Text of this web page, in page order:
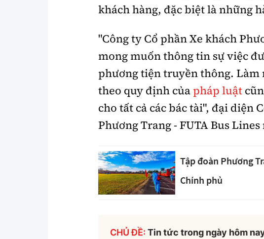
khách hàng, đặc biệt là những
"Công ty Cổ phần Xe khách
mong muốn thông tin sự việc
phương tiện truyền thông.
theo quy định củapháp luật
cho tất cả các bác tài", đại diện
Phương Trang - FUTA Bus Lines
Tập đoàn Phương
Chính phủ
CHỦ ĐỀ: Tin tức trong ngày hôm